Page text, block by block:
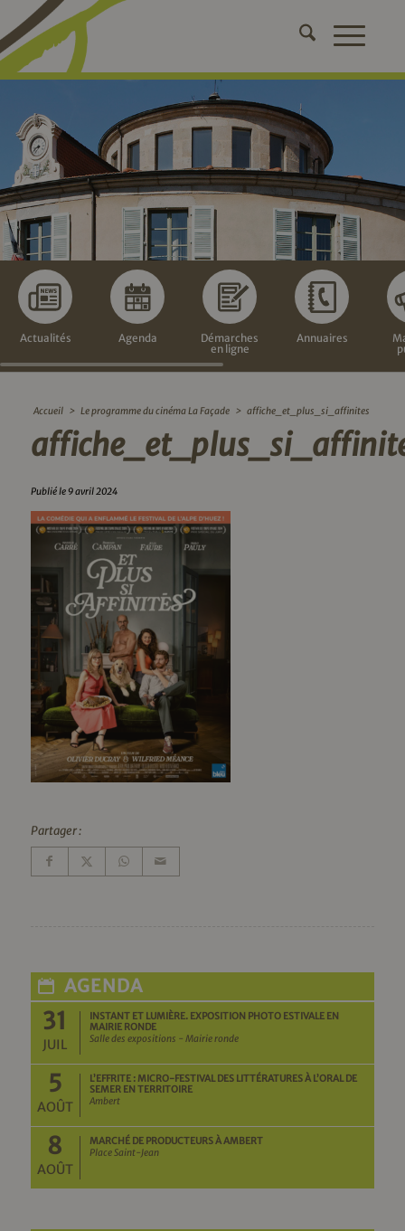
Actualités Agenda
Démarches
en ligne
Annuaires
Accueil > Le programme du cinéma La Façade > affiche_et_plus_si_affinites
Publié le 9 avril 2024
Partager :
AGENDA
31
JUIL
INSTANT ET LUMIÈRE. EXPOSITION PHOTO ESTIVALE EN
MAIRIE RONDE
Salle des expositions - Mairie ronde
5
AOÛT
L’EFFRITE : MICRO-FESTIVAL DES LITTÉRATURES À L’ORAL DE
SEMER EN TERRITOIRE
Ambert
8
AOÛT
MARCHÉ DE PRODUCTEURS À AMBERT
Place Saint-Jean